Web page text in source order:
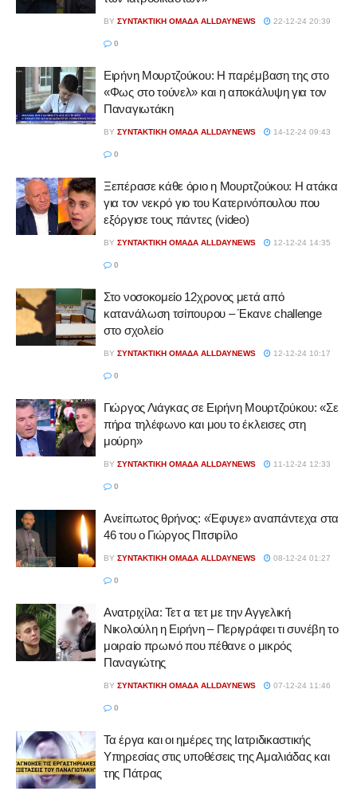
BY ΣΥΝΤΑΚΤΙΚΉ ΟΜΆΔΑ ALLDAYNEWS 22-12-24 20:39
0
Ειρήνη Μουρτζούκου: Η παρέμβαση της στο
«Φως στο τούνελ» και η αποκάλυψη για τον
Παναγιωτάκη
BY ΣΥΝΤΑΚΤΙΚΉ ΟΜΆΔΑ ALLDAYNEWS 14-12-24 09:43
0
Ξεπέρασε κάθε όριο η Μουρτζούκου: Η ατάκα
για τον νεκρό γιο του Κατερινόπουλου που
εξόργισε τους πάντες (video)
BY ΣΥΝΤΑΚΤΙΚΉ ΟΜΆΔΑ ALLDAYNEWS 12-12-24 14:35
0
Στο νοσοκομείο 12χρονος μετά από
κατανάλωση τσίπουρου – Έκανε challenge
στο σχολείο
BY ΣΥΝΤΑΚΤΙΚΉ ΟΜΆΔΑ ALLDAYNEWS 12-12-24 10:17
0
Γιώργος Λιάγκας σε Ειρήνη Μουρτζούκου: «Σε
πήρα τηλέφωνο και μου το έκλεισες στη
μούρη»
BY ΣΥΝΤΑΚΤΙΚΉ ΟΜΆΔΑ ALLDAYNEWS 11-12-24 12:33
0
Ανείπωτος θρήνος: «Έφυγε» αναπάντεχα στα
46 του ο Γιώργος Πιτσιρίλο
BY ΣΥΝΤΑΚΤΙΚΉ ΟΜΆΔΑ ALLDAYNEWS 08-12-24 01:27
0
Ανατριχίλα: Τετ α τετ με την Αγγελική
Νικολούλη η Ειρήνη – Περιγράφει τι συνέβη το
μοιραίο πρωινό που πέθανε ο μικρός
Παναγιώτης
BY ΣΥΝΤΑΚΤΙΚΉ ΟΜΆΔΑ ALLDAYNEWS 07-12-24 11:46
0
Τα έργα και οι ημέρες της Ιατριδικαστικής
Υπηρεσίας στις υποθέσεις της Αμαλιάδας και
της Πάτρας